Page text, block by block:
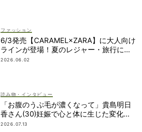
ファッション
6/3発売【CARAMEL×ZARA】に大人向け
ラインが登場！夏のレジャー・旅行にも
おすすめ
2026.06.02
読み物・インタビュー
「お腹のうぶ毛が濃くなって」貴島明日
香さん(30)妊娠で心と体に生じた変化も
「愛しいです」
2026.07.13